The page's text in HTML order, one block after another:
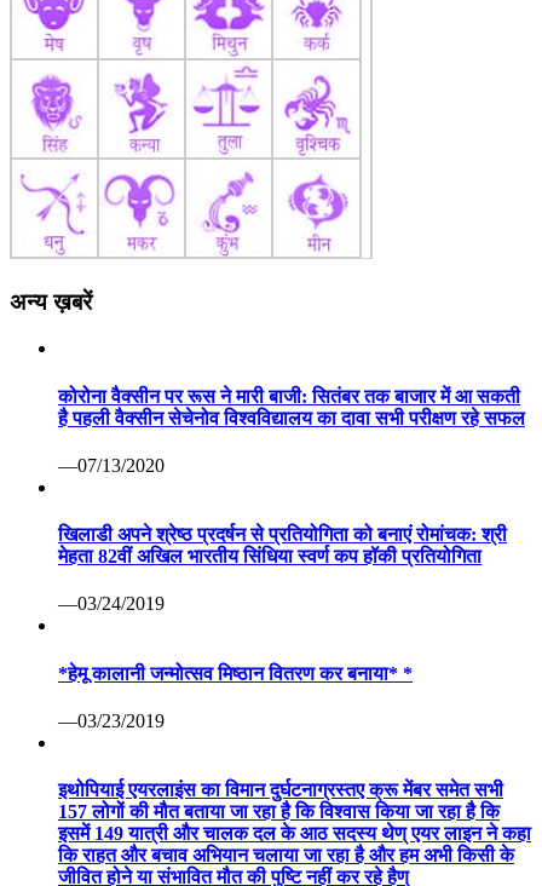
अन्य ख़बरें
कोरोना वैक्सीन पर रूस ने मारी बाजी: सितंबर तक बाजार में आ सकती
है पहली वैक्सीन सेचेनोव विश्वविद्यालय का दावा सभी परीक्षण रहे सफल
—07/13/2020
खिलाडी अपने श्रेष्ठ प्रदर्षन से प्रतियोगिता को बनाएं रोमांचक: श्री
मेहता 82वीं अखिल भारतीय सिंधिया स्वर्ण कप हॉकी प्रतियोगिता
—03/24/2019
*हेमू कालानी जन्मोत्सव मिष्ठान वितरण कर बनाया* *
—03/23/2019
इथोपियाई एयरलाइंस का विमान दुर्घटनाग्रस्तए क्रू मेंबर समेत सभी
157 लोगों की मौत बताया जा रहा है कि विश्वास किया जा रहा है कि
इसमें 149 यात्री और चालक दल के आठ सदस्य थेण् एयर लाइन ने कहा
कि राहत और बचाव अभियान चलाया जा रहा है और हम अभी किसी के
जीवित होने या संभावित मौत की पुष्टि नहीं कर रहे हैण्